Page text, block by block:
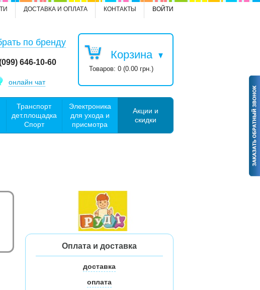
ВОЙТИ
КОНТАКТЫ
ДОСТАВКА И ОПЛАТА
по бренду
Корзина
Товаров: 0 (0.00 грн.)
646-10-60
онлайн чат
Транспорт
дет.площадка
Спорт
Электроника
для ухода и
присмотра
Акции и
скидки
Оплата и доставка
доставка
оплата